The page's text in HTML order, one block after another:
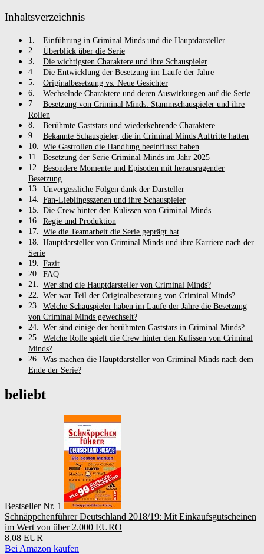
Inhaltsverzeichnis
Einführung in Criminal Minds und die Hauptdarsteller
Überblick über die Serie
Die wichtigsten Charaktere und ihre Schauspieler
Die Entwicklung der Besetzung im Laufe der Jahre
Originalbesetzung vs. Neue Gesichter
Wechselnde Charaktere und deren Auswirkungen auf die Serie
Besetzung von Criminal Minds: Stammschauspieler und ihre
Rollen
Berühmte Gaststars und wiederkehrende Charaktere
Bekannte Schauspieler, die in Criminal Minds Auftritte hatten
Wie Gastrollen die Handlung beeinflusst haben
Besetzung der Serie Criminal Minds im Jahr 2025
Besondere Momente und Episoden mit herausragender
Besetzung
Unvergessliche Folgen dank der Darsteller
Fan-Lieblingsszenen und ihre Schauspieler
Die Crew hinter den Kulissen von Criminal Minds
Regie und Produktion
Wie die Teamarbeit die Serie geprägt hat
Hauptdarsteller von Criminal Minds und ihre Karriere nach der
Serie
Fazit
FAQ
Wer sind die Hauptdarsteller von Criminal Minds?
Wer war Teil der Originalbesetzung von Criminal Minds?
Welche Schauspieler haben im Laufe der Jahre die Besetzung
von Criminal Minds gewechselt?
Wer sind einige der berühmten Gaststars in Criminal Minds?
Welche Rolle spielt die Crew hinter den Kulissen von Criminal
Minds?
Was machen die Hauptdarsteller von Criminal Minds nach dem
Ende der Serie?
beliebt
Bestseller Nr. 1
Schnäppchenführer Deutschland 2018/19: Mit Einkaufsgutscheinen
im Wert von über 2.000 EURO
8,08 EUR
Bei Amazon kaufen